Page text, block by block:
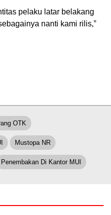
pelaku latar belakang
nanti kami rilis,”
OTK
Mustopa NR
Penembakan Di Kantor MUI